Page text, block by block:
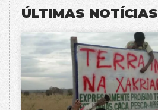
ÚLTIMAS NOTÍCIAS